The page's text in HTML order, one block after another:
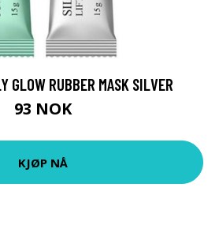
GLOW RUBBER MASK SILVER
93 NOK
KJØP NÅ